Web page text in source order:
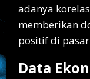
adanya
memberikan
positif di
Data